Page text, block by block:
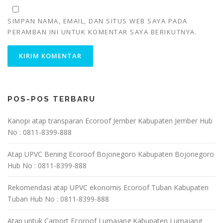
SIMPAN NAMA, EMAIL, DAN SITUS WEB SAYA PADA
PERAMBAN INI UNTUK KOMENTAR SAYA BERIKUTNYA.
POS-POS TERBARU
Kanopi atap transparan Ecoroof Jember Kabupaten Jember Hub
No : 0811-8399-888
Atap UPVC Bening Ecoroof Bojonegoro Kabupaten Bojonegoro
Hub No : 0811-8399-888
Rekomendasi atap UPVC ekonomis Ecoroof Tuban Kabupaten
Tuban Hub No : 0811-8399-888
Atap untuk Carport Ecoroof Lumajang Kabupaten Lumajang